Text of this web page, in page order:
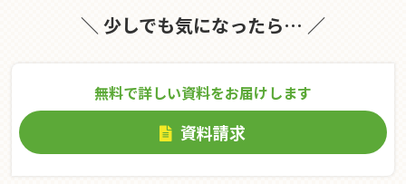
＼ 少しでも気になったら… ／
無料で詳しい資料をお届けします
資料請求